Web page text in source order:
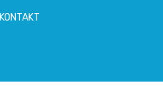
KONTAKT